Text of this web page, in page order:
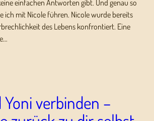
einfachen Antworten gibt. Und genau so
ich mit Nicole führen. Nicole wurde bereits
des Lebens konfrontiert. Eine
Yoni verbinden –